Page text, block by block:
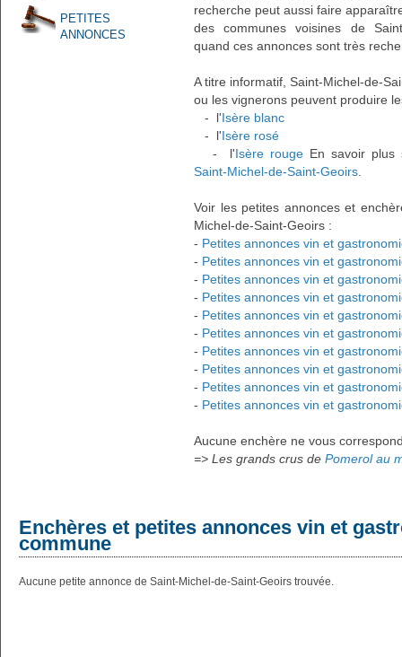
PETITES
ANNONCES
recherche peut aussi faire
des communes voisines de
quand ces annonces sont très
A titre informatif, Saint-Michel-de-
ou les vignerons peuvent produire
- l'Isère blanc
- l'Isère rosé
- l'Isère rouge En savoir plus
Saint-Michel-de-Saint-Geoirs
Voir les petites annonces et
Michel-de-Saint-Geoirs :
- Petites annonces vin et
- Petites annonces vin et
- Petites annonces vin et
- Petites annonces vin et
- Petites annonces vin et
- Petites annonces vin et
- Petites annonces vin et
- Petites annonces vin et
- Petites annonces vin et
- Petites annonces vin et
Aucune enchère ne vous
=> Les grands crus de Pomerol au
Enchères et petites annonces vin et
commune
Aucune petite annonce de Saint-Michel-de-Saint-Geoirs trouvée.